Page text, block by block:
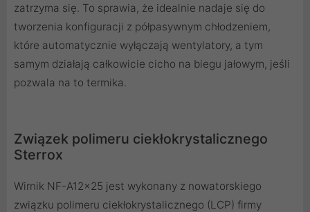
zatrzyma się. To sprawia, że ​​idealnie nadaje się do
tworzenia konfiguracji z półpasywnym chłodzeniem,
które automatycznie wyłączają wentylatory, a tym
samym działają całkowicie cicho na biegu jałowym, jeśli
pozwala na to termika.
Związek polimeru ciekłokrystalicznego
Sterrox
Wirnik NF-A12x25 jest wykonany z nowatorskiego
związku polimeru ciekłokrystalicznego (LCP) firmy